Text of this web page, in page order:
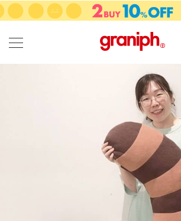
カテゴリーから探す
KIDS
カテゴリ
サイズ